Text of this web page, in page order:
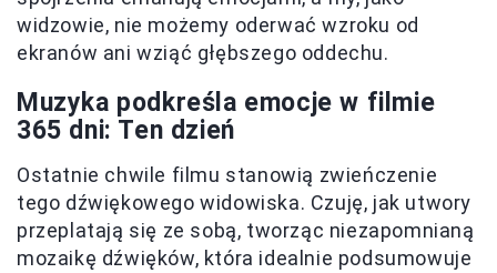
widzowie, nie możemy oderwać wzroku od
ekranów ani wziąć głębszego oddechu.
Muzyka podkreśla emocje w filmie
365 dni: Ten dzień
Ostatnie chwile filmu stanowią zwieńczenie
tego dźwiękowego widowiska. Czuję, jak utwory
przeplatają się ze sobą, tworząc niezapomnianą
mozaikę dźwięków, która idealnie podsumowuje